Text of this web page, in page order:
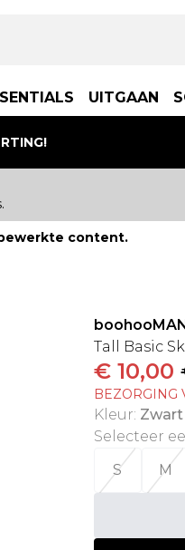
UITGAAN
content.
Tall Basic
€ 10,00
BEZORGING
Kleur: Zwart
Selecteer
S
M